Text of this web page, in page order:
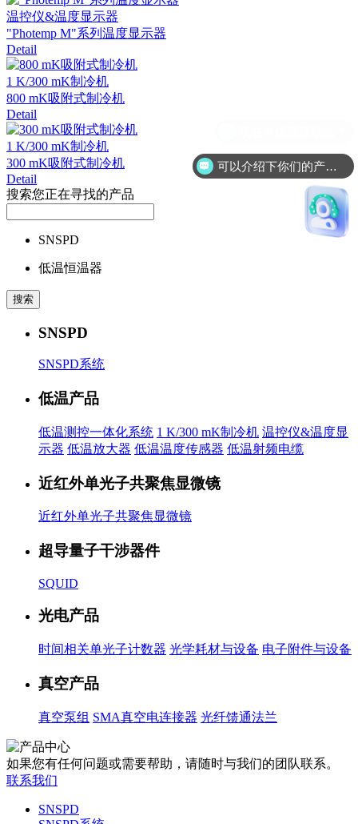
温控仪&温度显示器
"Photemp M"系列温度显示器
Detail
1 K/300 mK制冷机
800 mK吸附式制冷机
Detail
1 K/300 mK制冷机
300 mK吸附式制冷机
Detail
搜索您正在寻找的产品
SNSPD
低温恒温器
SNSPD
SNSPD系统
低温产品
低温测控一体化系统 1 K/300 mK制冷机 温控仪&温度显
示器 低温放大器 低温温度传感器 低温射频电缆
近红外单光子共聚焦显微镜
近红外单光子共聚焦显微镜
超导量子干涉器件
SQUID
光电产品
时间相关单光子计数器 光学耗材与设备 电子附件与设备
真空产品
真空泵组 SMA真空电连接器 光纤馈通法兰
如果您有任何问题或需要帮助，请随时与我们的团队联系。
联系我们
SNSPD
可以介绍下你们的产品么？